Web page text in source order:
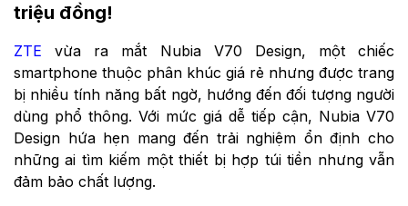
triệu đồng!
ZTE vừa ra mắt Nubia V70 Design, một chiếc
smartphone thuộc phân khúc giá rẻ nhưng được trang
bị nhiều tính năng bất ngờ, hướng đến đối tượng người
dùng phổ thông. Với mức giá dễ tiếp cận, Nubia V70
Design hứa hẹn mang đến trải nghiệm ổn định cho
những ai tìm kiếm một thiết bị hợp túi tiền nhưng vẫn
đảm bảo chất lượng.